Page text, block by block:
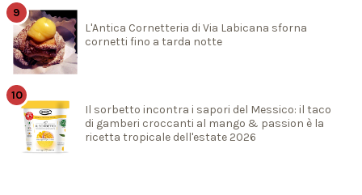
L'Antica Cornetteria di Via Labicana sforna
cornetti fino a tarda notte
Il sorbetto incontra i sapori del Messico: il taco
di gamberi croccanti al mango & passion è la
ricetta tropicale dell'estate 2026